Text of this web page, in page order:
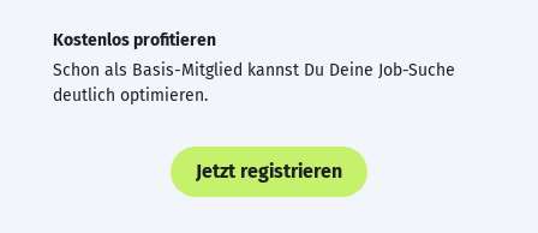
Kostenlos profitieren
Schon als Basis-Mitglied kannst Du Deine Job-Suche
deutlich optimieren.
Jetzt registrieren